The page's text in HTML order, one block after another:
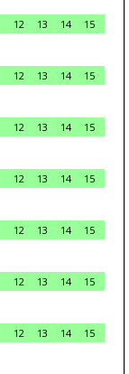
12 13 14
15
12 13 14
15
12 13 14
15
12 13 14
15
12 13 14
15
12 13 14
15
12 13 14
15